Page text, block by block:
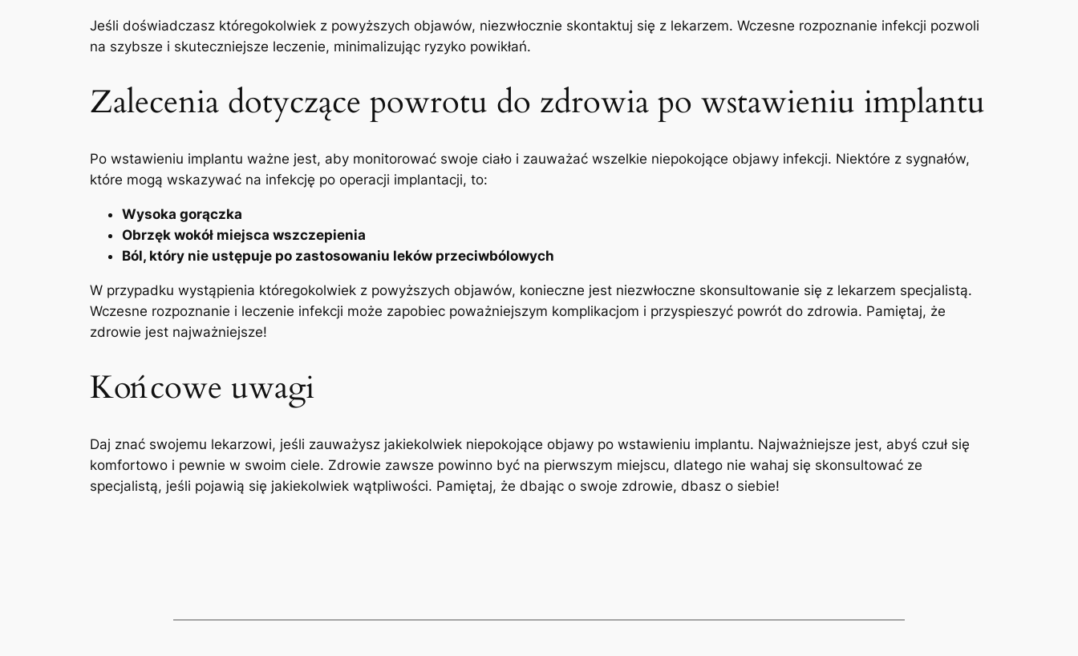
Jeśli doświadczasz któregokolwiek z powyższych objawów, niezwłocznie skontaktuj się z lekarzem. Wczesne rozpoznanie infekcji pozwoli
na szybsze i skuteczniejsze leczenie, minimalizując ⁤ryzyko powikłań.
Zalecenia dotyczące powrotu do zdrowia po​ wstawieniu⁢ implantu
Po wstawieniu ⁤implantu ważne jest, aby monitorować swoje ciało i zauważać wszelkie niepokojące objawy infekcji. Niektóre z sygnałów,
które mogą wskazywać na infekcję po‌ operacji ⁢implantacji, to:
Wysoka gorączka
Obrzęk wokół miejsca ⁣wszczepienia
Ból, który nie ‍ustępuje po zastosowaniu leków przeciwbólowych
W przypadku wystąpienia któregokolwiek​ z powyższych⁤ objawów, konieczne jest niezwłoczne skonsultowanie się z lekarzem specjalistą.
Wczesne rozpoznanie i leczenie infekcji może zapobiec poważniejszym‌ komplikacjom ‌i przyspieszyć powrót do zdrowia. Pamiętaj,‌ że
zdrowie jest najważniejsze!
Końcowe uwagi
Daj znać swojemu lekarzowi, jeśli zauważysz‍ jakiekolwiek niepokojące objawy ‌po wstawieniu implantu. Najważniejsze​ jest, abyś ‌czuł się
komfortowo i pewnie w⁢ swoim ciele. Zdrowie⁢ zawsze ⁣powinno być na pierwszym ⁢miejscu, dlatego nie wahaj się skonsultować ze⁤
specjalistą, jeśli pojawią się jakiekolwiek wątpliwości. Pamiętaj, że dbając o swoje zdrowie, dbasz o siebie!